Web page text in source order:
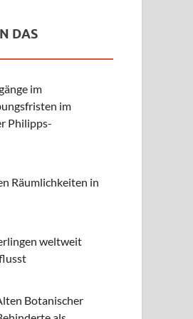
DAS
im
im
Philipps-
Räumlichkeiten in
weltweit
Botanischer